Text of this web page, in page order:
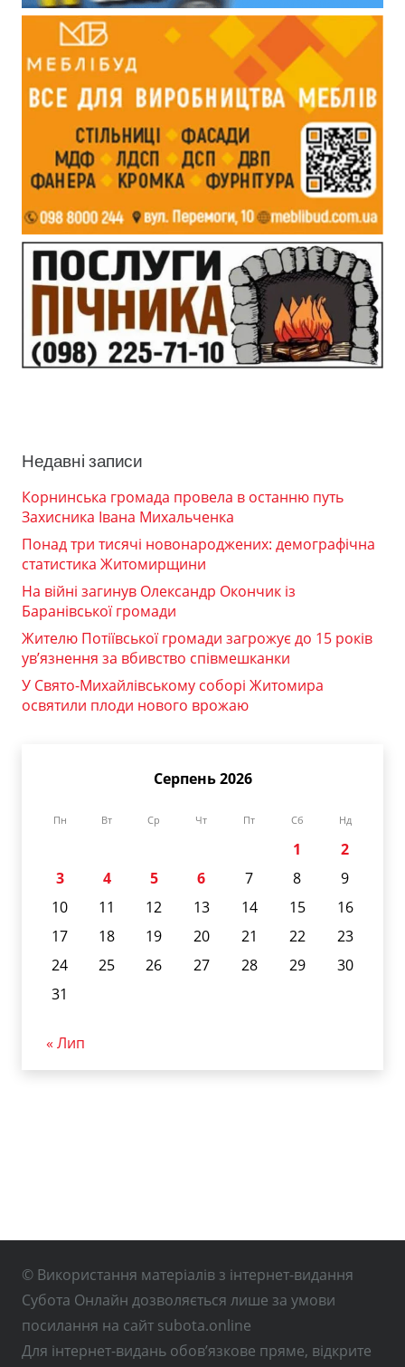
Недавні записи
Корнинська громада провела в останню путь
Захисника Івана Михальченка
Понад три тисячі новонароджених: демографічна
статистика Житомирщини
На війні загинув Олександр Окончик із
Баранівської громади
Жителю Потіївської громади загрожує до 15 років
ув’язнення за вбивство співмешканки
У Свято-Михайлівському соборі Житомира
освятили плоди нового врожаю
Серпень 2026
Пн Вт Ср Чт Пт Сб Нд
1
2
3
4 5 6 7 8
9
10
11 12 13 14 15
16
17
18 19 20 21 22
23
24
25 26 27 28 29
30
31
« Лип
© Використання матеріалів з інтернет-видання
Субота Онлайн дозволяється лише за умови
посилання на сайт subota.online
Для інтернет-видань обов’язкове пряме, відкрите